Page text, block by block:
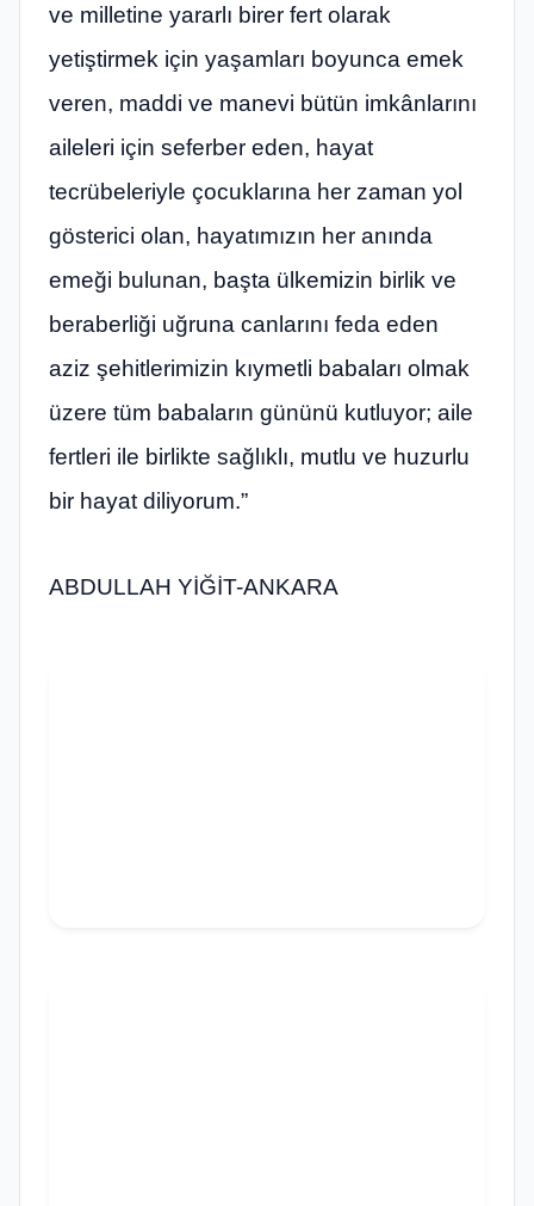
ve milletine yararlı birer fert olarak
yetiştirmek için yaşamları boyunca emek
veren, maddi ve manevi bütün imkânlarını
aileleri için seferber eden, hayat
tecrübeleriyle çocuklarına her zaman yol
gösterici olan, hayatımızın her anında
emeği bulunan, başta ülkemizin birlik ve
beraberliği uğruna canlarını feda eden
aziz şehitlerimizin kıymetli babaları olmak
üzere tüm babaların gününü kutluyor; aile
fertleri ile birlikte sağlıklı, mutlu ve huzurlu
bir hayat diliyorum.”
ABDULLAH YİĞİT-ANKARA